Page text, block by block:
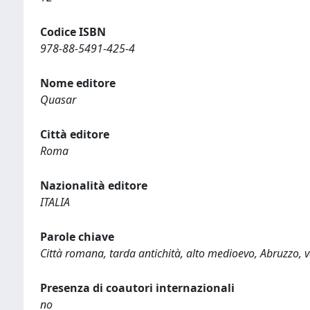
Codice ISBN
978-88-5491-425-4
Nome editore
Quasar
Città editore
Roma
Nazionalità editore
ITALIA
Parole chiave
Città romana, tarda antichità, alto medioevo, Abruzzo,
Presenza di coautori internazionali
no